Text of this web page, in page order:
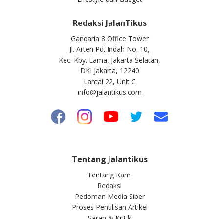
Redaksi JalanTikus
Gandaria 8 Office Tower
Jl. Arteri Pd. Indah No. 10,
Kec. Kby. Lama, Jakarta Selatan,
DKI Jakarta, 12240
Lantai 22, Unit C
info@jalantikus.com
Tentang Jalantikus
Tentang Kami
Redaksi
Pedoman Media Siber
Proses Penulisan Artikel